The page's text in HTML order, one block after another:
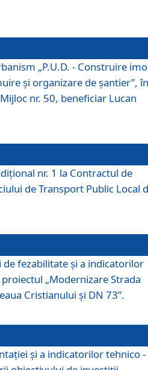
„P.U.D. - Construire
și organizare de șantier”, în
nr. 50, beneficiar Lucan
nr. 1 la Contractul de
de Transport Public Local
fezabilitate şi a indicatorilor
„Modernizare Strada
Cristianului și DN 73”.
și a indicatorilor tehnico -